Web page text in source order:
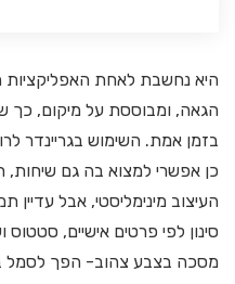
היא נחשבת לאחת האפליקציות
הגאה, ומבוססת על מיקום, כך
בזמן אמת. השימוש בגריינדר
כן אפשרי למצוא בה גם שיחות,
העיצוב מינימליסטי, אבל
סינון לפי פרטים אישיים, סטטוס
מסכה בצבע צהוב- הפך לסמל